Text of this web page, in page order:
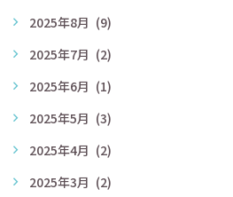
2025年8月 (9)
2025年7月 (2)
2025年6月 (1)
2025年5月 (3)
2025年4月 (2)
2025年3月 (2)